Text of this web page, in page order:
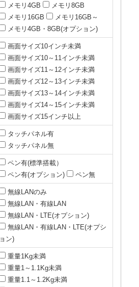
メモリ4GB
メモリ8GB
メモリ16GB
メモリ16GB～
メモリ4GB・8GB(オプション)
画面サイズ10インチ未満
画面サイズ10～11インチ未満
画面サイズ11～12インチ未満
画面サイズ12～13インチ未満
画面サイズ13～14インチ未満
画面サイズ14～15インチ未満
画面サイズ15インチ以上
タッチパネル有
タッチパネル無
ペン有(標準搭載）
ペン有(オプション)
ペン無
無線LANのみ
無線LAN・有線LAN
無線LAN・LTE(オプション)
無線LAN・有線LAN・LTE(オプシ
ョン)
重量1Kg未満
重量1～1.1Kg未満
重量1.1～1.2Kg未満